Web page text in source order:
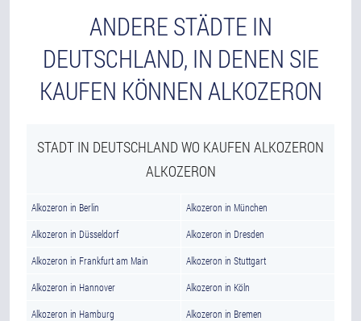
ANDERE STÄDTE IN
DEUTSCHLAND, IN DENEN SIE
KAUFEN KÖNNEN ALKOZERON
STADT IN DEUTSCHLAND WO KAUFEN ALKOZERON
ALKOZERON
Alkozeron in Berlin Alkozeron in München
Alkozeron in Düsseldorf Alkozeron in Dresden
Alkozeron in Frankfurt am Main Alkozeron in Stuttgart
Alkozeron in Hannover Alkozeron in Köln
Alkozeron in Hamburg Alkozeron in Bremen